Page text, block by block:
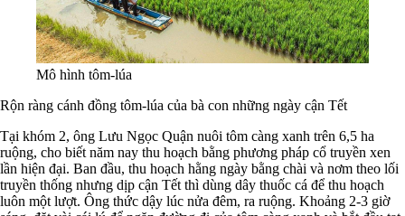
Mô hình tôm-lúa
Rộn ràng cánh đồng tôm-lúa của bà con những ngày cận Tết
Tại khóm 2, ông Lưu Ngọc Quận nuôi tôm càng xanh trên 6,5 ha
ruộng, cho biết năm nay thu hoạch bằng phương pháp cổ truyền xen
lần hiện đại. Ban đầu, thu hoạch hằng ngày bằng chài và nơm theo lối
truyền thống nhưng dịp cận Tết thì dùng dây thuốc cá để thu hoạch
luôn một lượt. Ông thức dậy lúc nửa đêm, ra ruộng. Khoảng 2-3 giờ